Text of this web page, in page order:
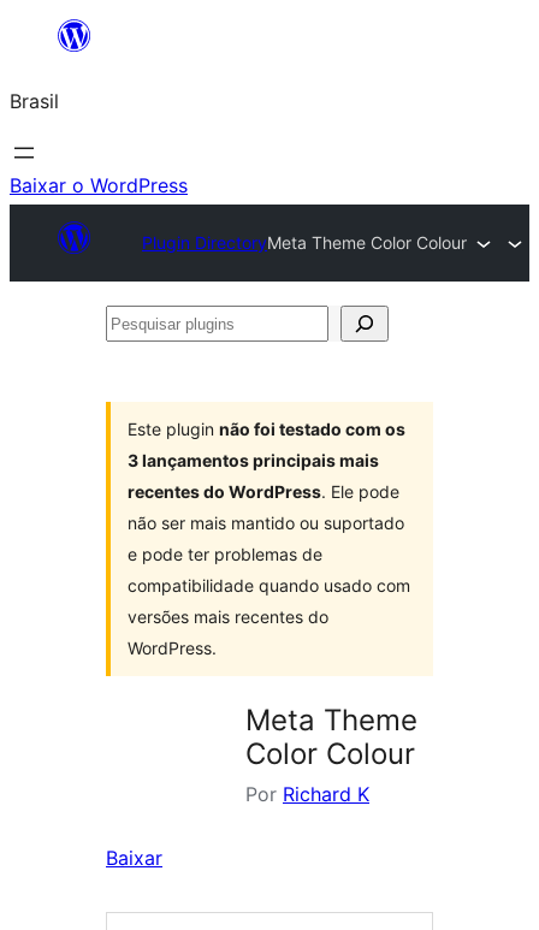
o
conteúdo
Brasil
Baixar o WordPress
Plugin DirectoryMeta Theme Color Colour
Pesquisar
Este plugin não foi testado com os
3 lançamentos principais mais
recentes do WordPress. Ele pode
não ser mais mantido ou suportado
e pode ter problemas de
compatibilidade quando usado com
versões mais recentes do
WordPress.
Meta Theme
Color Colour
Por Richard K
Baixar